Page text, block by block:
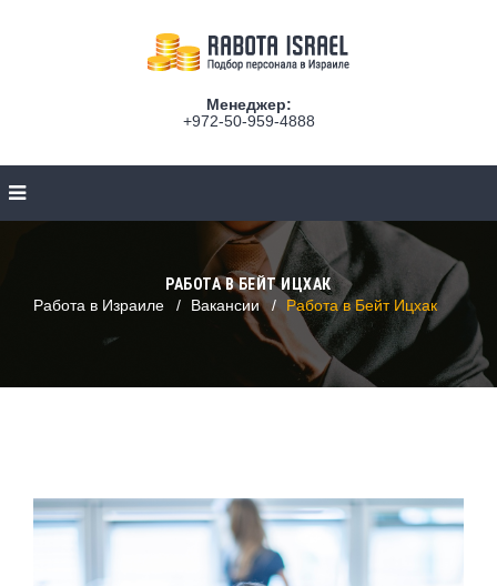
Менеджер:
+972-50-959-4888
РАБОТА В БЕЙТ ИЦХАК
Работа в Израиле
Вакансии Работа в Бейт Ицхак